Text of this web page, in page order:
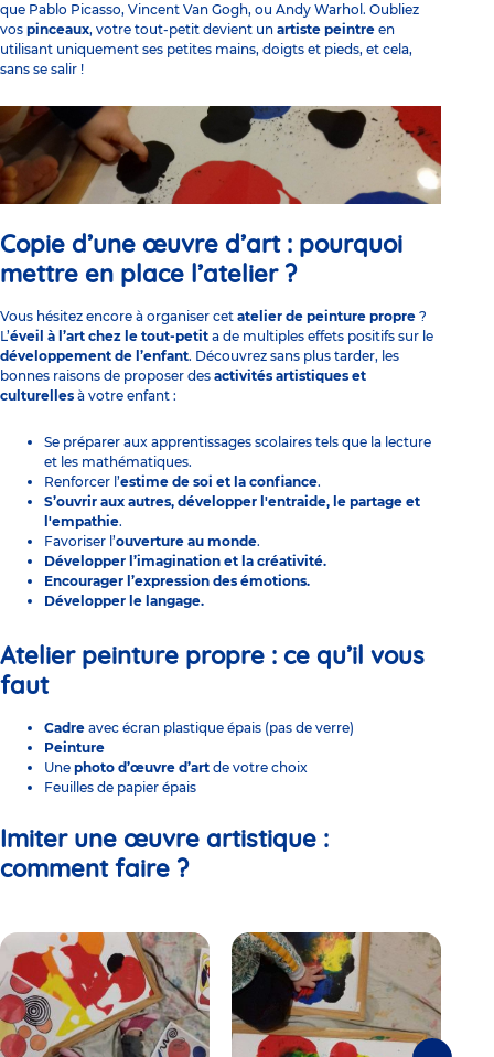
que Pablo Picasso, Vincent Van Gogh, ou Andy Warhol. Oubliez
vos pinceaux, votre tout-petit devient un artiste peintre en
utilisant uniquement ses petites mains, doigts et pieds, et cela,
sans se salir !
Copie d’une œuvre d’art : pourquoi
mettre en place l’atelier ?
Vous hésitez encore à organiser cet atelier de peinture propre ?
L’éveil à l’art chez le tout-petit a de multiples effets positifs sur le
développement de l’enfant. Découvrez sans plus tarder, les
bonnes raisons de proposer des activités artistiques et
culturelles à votre enfant :
Se préparer aux apprentissages scolaires tels que la lecture
et les mathématiques.
Renforcer l’estime de soi et la confiance.
S’ouvrir aux autres, développer l'entraide, le partage et
l'empathie.
Favoriser l’ouverture au monde.
Développer l’imagination et la créativité.
Encourager l’expression des émotions.
Développer le langage.
Atelier peinture propre : ce qu’il vous
faut
Cadre avec écran plastique épais (pas de verre)
Peinture
Une photo d’œuvre d’art de votre choix
Feuilles de papier épais
Imiter une œuvre artistique :
comment faire ?